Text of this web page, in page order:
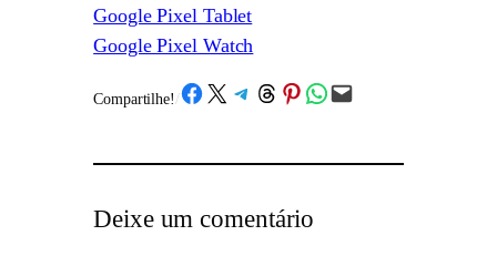
Google Pixel Tablet
Google Pixel Watch
Compartilhe! /Share on Facebook
Share on X Share on Telegram
Share on Threads
Share on Pinterest
Share on WhatsApp
Email this Page
Deixe um comentário